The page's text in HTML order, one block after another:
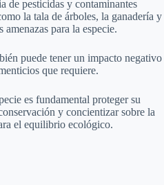
de pesticidas y contaminantes
la tala de árboles, la ganadería y
para la especie.
puede tener un impacto negativo
que requiere.
es fundamental proteger su
y concientizar sobre la
el equilibrio ecológico.